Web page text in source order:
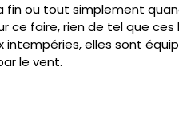
fin ou tout simplement
ce faire, rien de tel que
elles sont
le vent.